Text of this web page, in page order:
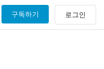
구독하기